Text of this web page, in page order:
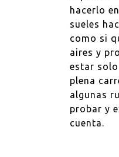
hacerlo
sueles
como si
aires y
estar
plena
algunas
probar y
cuenta.